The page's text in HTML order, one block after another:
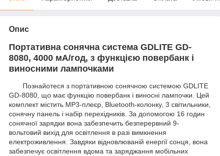
Опис
Портативна сонячна система GDLITE GD-
8080, 4000 мА/год, з функцією повербанк і
виносними лампочками
Познайотеся з портативною сонячною системою GDLITE
GD-8080, що має функцію повербанк і виносні лампочки. Цей
комплект містить MP3-плеєр, Bluetooth-колонку, 3 світильники,
сонячну панель і набір перехідників. За допомогою 16 годин
сонячної зарядки вона забезпечить безперервний 9-
вольтовий вихід для освітлення в разі вимкнення
електроживлення. Завдяки відновлюваній енергії сонця, вона
забезпечує освітлення вдома та заряджання мобільних